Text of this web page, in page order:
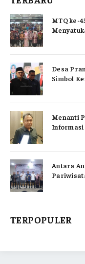
MTQ ke-
Desa
Simbol
Menanti
Antara
TERPOPULER